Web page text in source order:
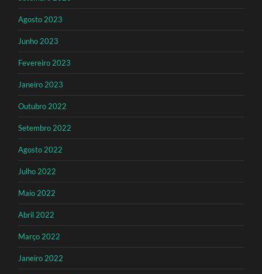
Agosto 2023
Junho 2023
Fevereiro 2023
Janeiro 2023
Outubro 2022
Setembro 2022
Agosto 2022
Julho 2022
Maio 2022
Abril 2022
Março 2022
Janeiro 2022